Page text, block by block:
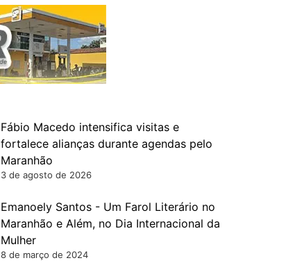
Fábio Macedo intensifica visitas e
fortalece alianças durante agendas pelo
Maranhão
3 de agosto de 2026
Emanoely Santos - Um Farol Literário no
Maranhão e Além, no Dia Internacional da
Mulher
8 de março de 2024